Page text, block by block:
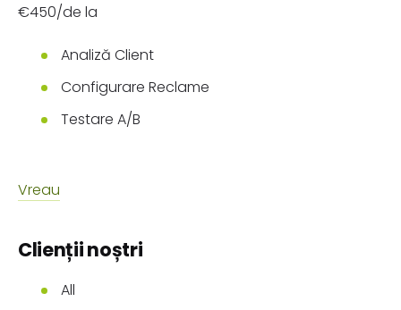
€450/de la
Analiză Client
Configurare Reclame
Testare A/B
Vreau
Clienții noștri
All